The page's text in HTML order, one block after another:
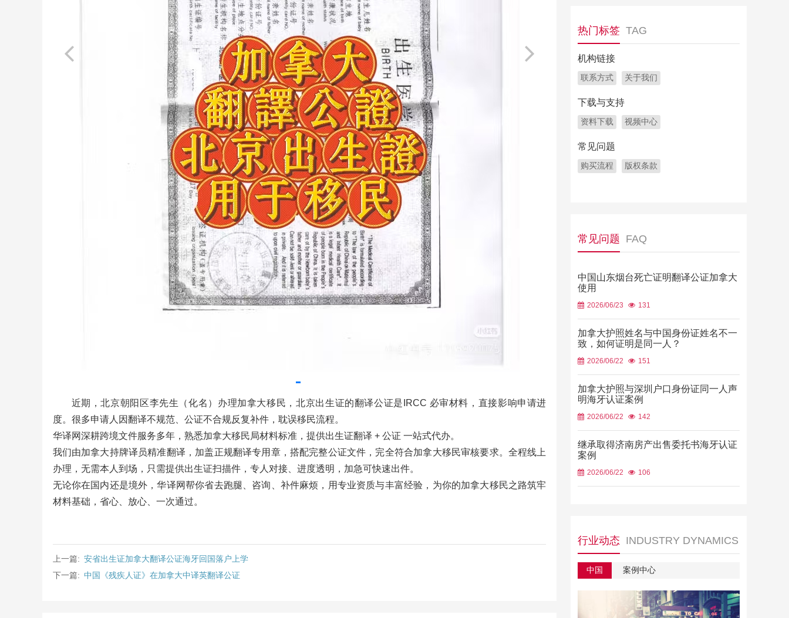
近期，北京朝阳区李先生（化名）办理加拿大移民，北京出生证的翻译公证是IRCC 必审材料，直接影响申请进
度。很多申请人因翻译不规范、公证不合规反复补件，耽误移民流程。
华译网深耕跨境文件服务多年，熟悉加拿大移民局材料标准，提供出生证翻译 + 公证 一站式代办。
我们由加拿大持牌译员精准翻译，加盖正规翻译专用章，搭配完整公证文件，完全符合加拿大移民审核要求。全程线上
办理，无需本人到场，只需提供出生证扫描件，专人对接、进度透明，加急可快速出件。
无论你在国内还是境外，华译网帮你省去跑腿、咨询、补件麻烦，用专业资质与丰富经验，为你的加拿大移民之路筑牢
材料基础，省心、放心、一次通过。
上一篇: 安省出生证加拿大翻译公证海牙回国落户上学
下一篇: 中国《残疾人证》在加拿大中译英翻译公证
热门标签 TAG
机构链接
联系方式 关于我们
下载与支持
资料下载 视频中心
常见问题
购买流程 版权条款
常见问题 FAQ
中国山东烟台死亡证明翻译公证加拿大
使用
2026/06/23 131
加拿大护照姓名与中国身份证姓名不一
致，如何证明是同一人？
2026/06/22 151
加拿大护照与深圳户口身份证同一人声
明海牙认证案例
2026/06/22 142
继承取得济南房产出售委托书海牙认证
案例
2026/06/22 106
行业动态 INDUSTRY DYNAMICS
中国 案例中心